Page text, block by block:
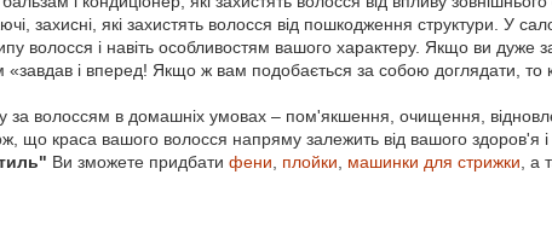
захисні, які захистять волосся від пошкодження структури. У
волосся і навіть особливостям вашого характеру. Якщо ви дуже
і вперед! Якщо ж вам подобається за собою доглядати, то
за волоссям в домашніх умовах – пом'якшення, очищення,
що краса вашого волосся напряму залежить від вашого здоров'я
Ви зможете придбати фени плойки машинки для стрижки , а